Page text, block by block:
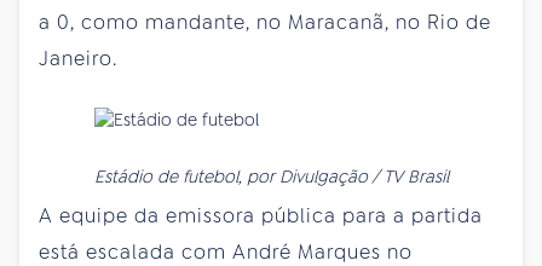
a 0, como mandante, no Maracanã, no Rio de
Janeiro.
Estádio de futebol, por Divulgação / TV Brasil
A equipe da emissora pública para a partida
está escalada com André Marques no